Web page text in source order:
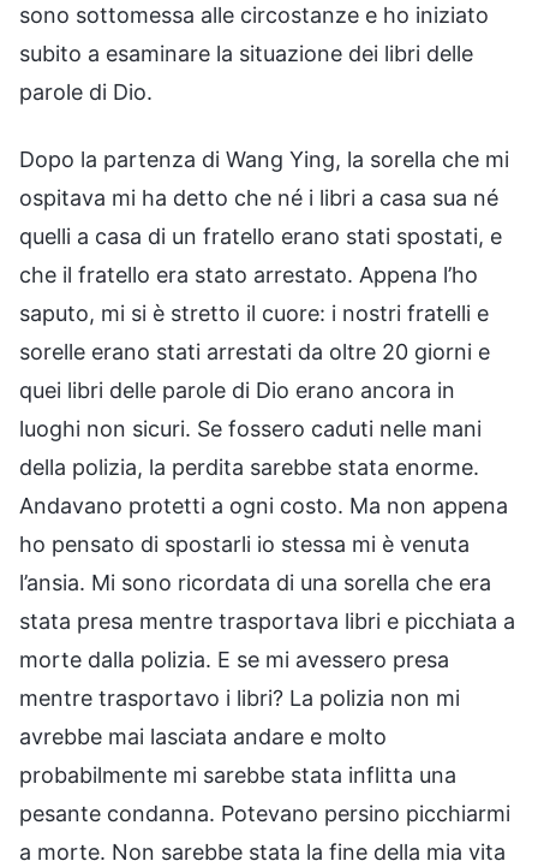
sono sottomessa alle circostanze e ho iniziato
subito a esaminare la situazione dei libri delle
parole di Dio.
Dopo la partenza di Wang Ying, la sorella che mi
ospitava mi ha detto che né i libri a casa sua né
quelli a casa di un fratello erano stati spostati, e
che il fratello era stato arrestato. Appena l’ho
saputo, mi si è stretto il cuore: i nostri fratelli e
sorelle erano stati arrestati da oltre 20 giorni e
quei libri delle parole di Dio erano ancora in
luoghi non sicuri. Se fossero caduti nelle mani
della polizia, la perdita sarebbe stata enorme.
Andavano protetti a ogni costo. Ma non appena
ho pensato di spostarli io stessa mi è venuta
l’ansia. Mi sono ricordata di una sorella che era
stata presa mentre trasportava libri e picchiata a
morte dalla polizia. E se mi avessero presa
mentre trasportavo i libri? La polizia non mi
avrebbe mai lasciata andare e molto
probabilmente mi sarebbe stata inflitta una
pesante condanna. Potevano persino picchiarmi
a morte. Non sarebbe stata la fine della mia vita